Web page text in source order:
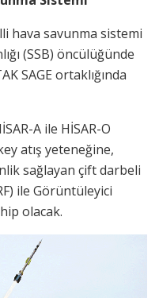
hava savunma sistemi
(SSB) öncülüğünde
SAGE ortaklığında
A ile HİSAR-O
atış yeteneğine,
sağlayan çift darbeli
ile Görüntüleyici
olacak.